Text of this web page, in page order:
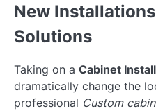
New
Solutions
Taking on a Cabinet
dramatically change the
professional Custom